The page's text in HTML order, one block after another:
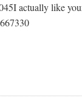
actually like